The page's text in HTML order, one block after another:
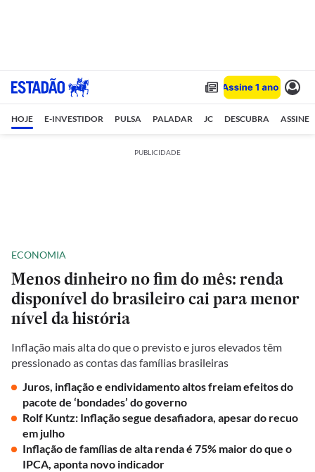
HOJE E-INVESTIDOR PULSA PALADAR JC DESCUBRA ASSINE
PUBLICIDADE
ECONOMIA
Menos dinheiro no fim do mês: renda
disponível do brasileiro cai para menor
nível da história
Inflação mais alta do que o previsto e juros elevados têm
pressionado as contas das famílias brasileiras
Juros, inflação e endividamento altos freiam efeitos do
pacote de ‘bondades’ do governo
Rolf Kuntz: Inflação segue desafiadora, apesar do recuo
em julho
Inflação de famílias de alta renda é 75% maior do que o
IPCA, aponta novo indicador